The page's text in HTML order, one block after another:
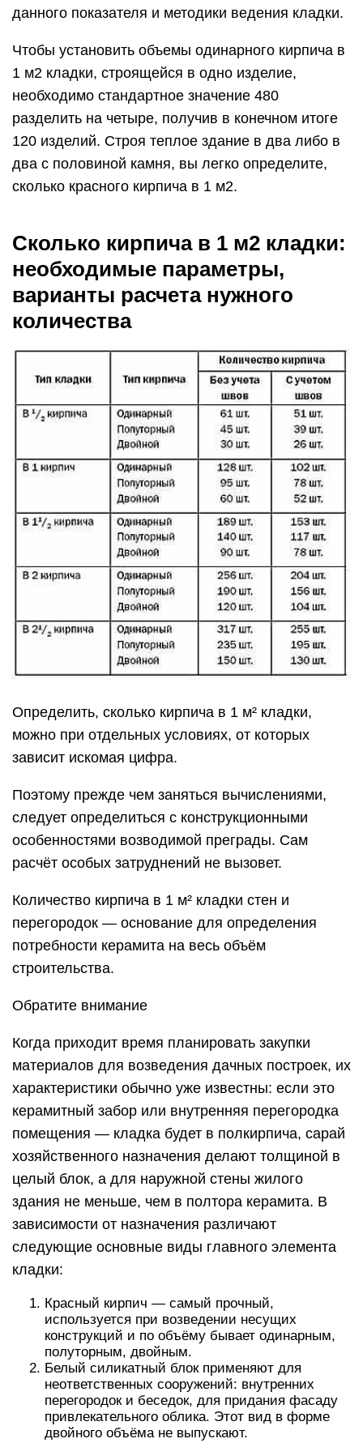
данного показателя и методики ведения кладки.
Чтобы установить объемы одинарного кирпича в
1 м2 кладки, строящейся в одно изделие,
необходимо стандартное значение 480
разделить на четыре, получив в конечном итоге
120 изделий. Строя теплое здание в два либо в
два с половиной камня, вы легко определите,
сколько красного кирпича в 1 м2.
Сколько кирпича в 1 м2 кладки:
необходимые параметры,
варианты расчета нужного
количества
Определить, сколько кирпича в 1 м² кладки,
можно при отдельных условиях, от которых
зависит искомая цифра.
Поэтому прежде чем заняться вычислениями,
следует определиться с конструкционными
особенностями возводимой преграды. Сам
расчёт особых затруднений не вызовет.
Количество кирпича в 1 м² кладки стен и
перегородок — основание для определения
потребности керамита на весь объём
строительства.
Обратите внимание
Когда приходит время планировать закупки
материалов для возведения дачных построек, их
характеристики обычно уже известны: если это
керамитный забор или внутренняя перегородка
помещения — кладка будет в полкирпича, сарай
хозяйственного назначения делают толщиной в
целый блок, а для наружной стены жилого
здания не меньше, чем в полтора керамита. В
зависимости от назначения различают
следующие основные виды главного элемента
кладки:
Красный кирпич — самый прочный,
используется при возведении несущих
конструкций и по объёму бывает одинарным,
полуторным, двойным.
Белый силикатный блок применяют для
неответственных сооружений: внутренних
перегородок и беседок, для придания фасаду
привлекательного облика. Этот вид в форме
двойного объёма не выпускают.